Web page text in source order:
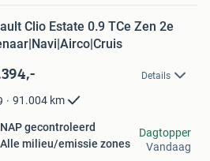
Clio Estate 0.9 TCe Zen 2e
Details
91.004 km
NAP gecontroleerd
Alle milieu/emissie zones
Dagtopper
Vandaag